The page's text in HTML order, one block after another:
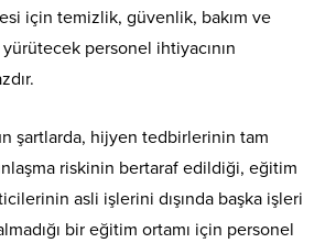
için temizlik, güvenlik, bakım ve
personel ihtiyacının
şartlarda, hijyen tedbirlerinin tam
riskinin bertaraf edildiği, eğitim
asli işlerini dışında başka işleri
bir eğitim ortamı için personel